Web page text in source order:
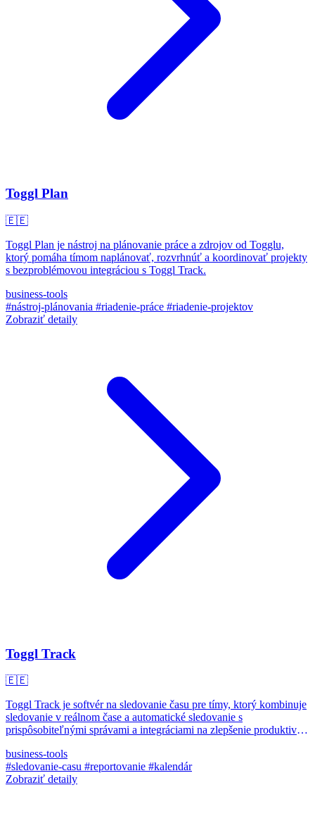
Toggl Plan
🇪🇪
Toggl Plan je nástroj na plánovanie práce a zdrojov od Togglu,
ktorý pomáha tímom naplánovať, rozvrhnúť a koordinovať projekty
s bezproblémovou integráciou s Toggl Track.
business-tools
#nástroj-plánovania #riadenie-práce #riadenie-projektov
Zobraziť detaily
Toggl Track
🇪🇪
Toggl Track je softvér na sledovanie času pre tímy, ktorý kombinuje
sledovanie v reálnom čase a automatické sledovanie s
prispôsobiteľnými správami a integráciami na zlepšenie produktivity
business-tools
#sledovanie-casu #reportovanie #kalendár
Zobraziť detaily